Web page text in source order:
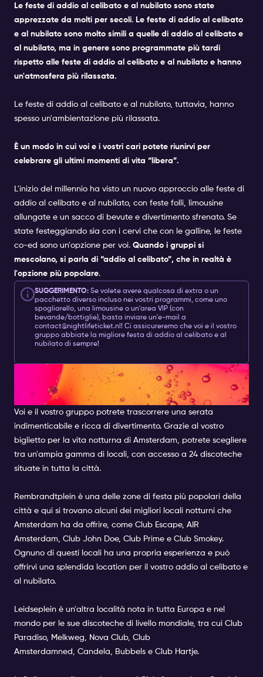
Le feste di addio al celibato e al nubilato sono state
apprezzate da molti per secoli. Le feste di addio al celibato
e al nubilato sono molto simili a quelle di addio al celibato e
al nubilato, ma in genere sono programmate più tardi
rispetto alle feste di addio al celibato e al nubilato e hanno
un'atmosfera più rilassata.
Le feste di addio al celibato e al nubilato, tuttavia, hanno
spesso un'ambientazione più rilassata.
È un modo in cui voi e i vostri cari potete riunirvi per
celebrare gli ultimi momenti di vita “libera”.
L'inizio del millennio ha visto un nuovo approccio alle feste di
addio al celibato e al nubilato, con feste folli, limousine
allungate e un sacco di bevute e divertimento sfrenato. Se
state festeggiando sia con i cervi che con le galline, le feste
co-ed sono un'opzione per voi. Quando i gruppi si
mescolano, si parla di “addio al celibato”, che in realtà è
l'opzione più popolare.
SUGGERIMENTO: Se volete avere qualcosa di extra o un
pacchetto diverso incluso nei vostri programmi, come uno
spogliarello, una limousine o un'area VIP (con
bevande/bottiglie), basta inviare un'e-mail a
contact@nightlifeticket.nl! Ci assicureremo che voi e il vostro
gruppo abbiate la migliore festa di addio al celibato e al
nubilato di sempre!
COME POSSIAMO AIUTARVI A
PIANIFICARE?
Voi e il vostro gruppo potrete trascorrere una serata
indimenticabile e ricca di divertimento. Grazie al vostro
biglietto per la vita notturna di Amsterdam, potrete scegliere
tra un'ampia gamma di locali, con accesso a 24 discoteche
situate in tutta la città.
Rembrandtplein è una delle zone di festa più popolari della
città e qui si trovano alcuni dei migliori locali notturni che
Amsterdam ha da offrire, come Club Escape, AIR
Amsterdam, Club John Doe, Club Prime e Club Smokey.
Ognuno di questi locali ha una propria esperienza e può
offrirvi una splendida location per il vostro addio al celibato e
al nubilato.
Leidseplein è un'altra località nota in tutta Europa e nel
mondo per le sue discoteche di livello mondiale, tra cui Club
Paradiso, Melkweg, Nova Club, Club
Amsterdamned , Candela, Bubbels e Club Hartje.